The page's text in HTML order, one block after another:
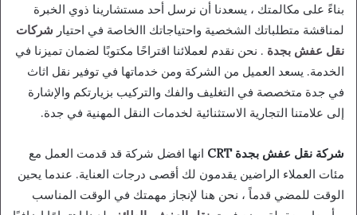
بناءً على مكالمتك ، يسعدنا أن نرسل أحد مستشارينا ذوي الخبرة
لمناقشة متطلباتك الشخصية واحتياجاتك االخاصة في احتيار شركات
نقل عفش بجدة . نحن نقدم لعملائنا اقتراحًا مكتوبًا لضمان تميزنا في
الخدمة. يسعد العميل من الشركة ومن خدماتها في توفير نقل اثاث
في جدة متخصصة في التغليف والفك والتركيب بزيارتكم والإشارة
إلى علامتنا التجارية الاستثنائية لخدمات النقل المهنية في جدة.
شركة نقل عفش بجدة CRT
انها افضل شركة قد قدمت العمل مع
مئات العملاء الراضين يقدمون لك أقصى درجات العناية. عندما يحين
الوقت للمضي قدماً ، نحن هنا لإنجاز مهمتك في الوقت المناسب